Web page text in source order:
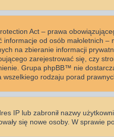
Act – prawa
od osób małoletnich
na zbieranie informacji
zarejestrować się, czy
Grupa phpBB™ nie
rodzaju porad
IP lub zabronił nazwy
się nowe osoby. W sprawie